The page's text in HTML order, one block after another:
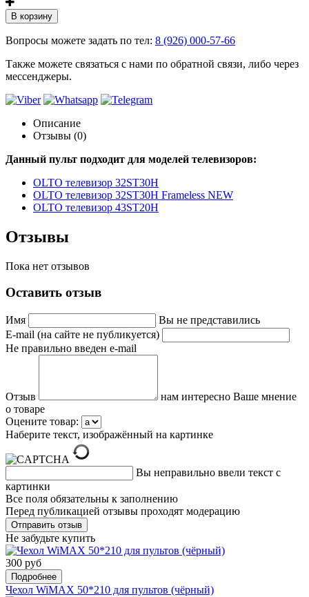
В корзину
Вопросы можете задать по тел: 8 (926) 000-57-66
Также можете связаться с нами по обратной связи, либо через
мессенджеры.
Описание
Отзывы (0)
Данный пульт подходит для моделей телевизоров:
OLTO телевизор 32ST30H
OLTO телевизор 32ST30H Frameless NEW
OLTO телевизор 43ST20H
Отзывы
Пока нет отзывов
Оставить отзыв
Имя
Вы не представились
E-mail (на сайте не публикуется)
Не правильно введен e-mail
Отзыв
нам интересно Ваше мнение
о товаре
Оцените товар:
Наберите текст, изображённый на картинке
Вы неправильно ввели текст с
картинки
Все поля обязательны к заполнению
Перед публикацией отзывы проходят модерацию
Не забудьте купить
300 руб
Подробнее
Чехол WiMAX 50*210 для пультов (чёрный)